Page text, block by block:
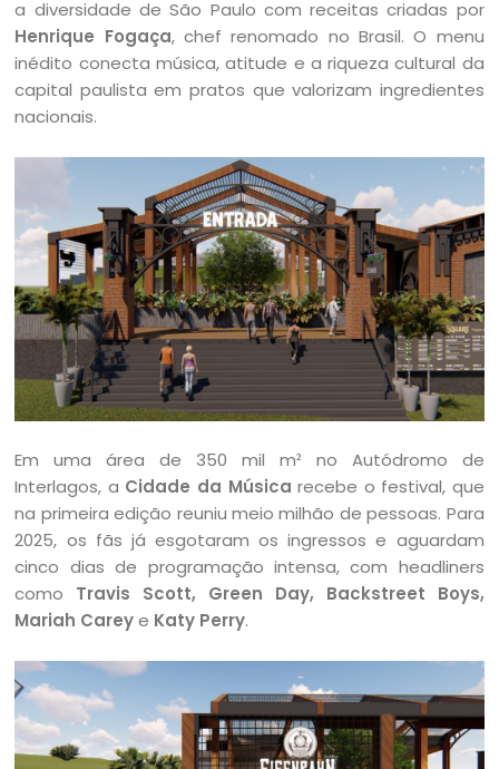
a diversidade de São Paulo com receitas criadas por
Henrique Fogaça, chef renomado no Brasil. O menu
inédito conecta música, atitude e a riqueza cultural da
capital paulista em pratos que valorizam ingredientes
nacionais.
Em uma área de 350 mil m² no Autódromo de
Interlagos, a Cidade da Músicarecebe o festival, que
na primeira edição reuniu meio milhão de pessoas. Para
2025, os fãs já esgotaram os ingressos e aguardam
cinco dias de programação intensa, com headliners
como Travis Scott, Green Day, Backstreet Boys,
Mariah Careye Katy Perry.